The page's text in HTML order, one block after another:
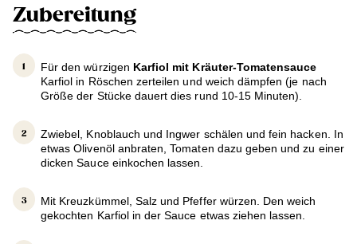
Zubereitung
Für den würzigen Karfiol mit Kräuter-Tomatensauce
Karfiol in Röschen zerteilen und weich dämpfen (je nach
Größe der Stücke dauert dies rund 10-15 Minuten).
Zwiebel, Knoblauch und Ingwer schälen und fein hacken. In
etwas Olivenöl anbraten, Tomaten dazu geben und zu einer
dicken Sauce einkochen lassen.
Mit Kreuzkümmel, Salz und Pfeffer würzen. Den weich
gekochten Karfiol in der Sauce etwas ziehen lassen.